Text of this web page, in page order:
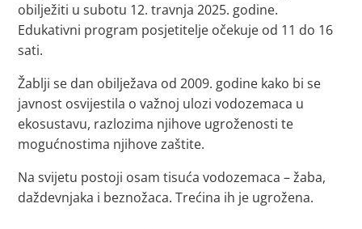
obilježiti u subotu 12. travnja 2025. godine.
Edukativni program posjetitelje očekuje od 11 do 16
sati.
Žablji se dan obilježava od 2009. godine kako bi se
javnost osvijestila o važnoj ulozi vodozemaca u
ekosustavu, razlozima njihove ugroženosti te
mogućnostima njihove zaštite.
Na svijetu postoji osam tisuća vodozemaca – žaba,
daždevnjaka i beznožaca. Trećina ih je ugrožena.